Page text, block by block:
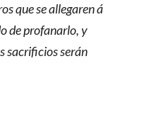
que se allegaren á
de profanarlo, y
sacrificios serán